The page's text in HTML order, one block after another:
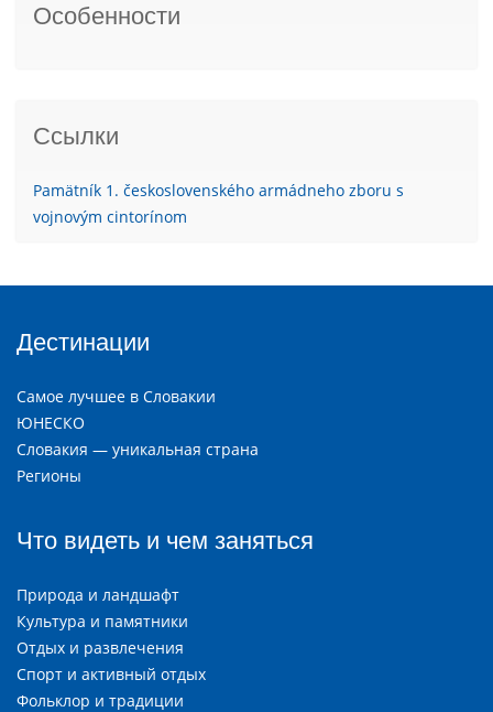
Особенности
Ссылки
Pamätník 1. československého armádneho zboru s
vojnovým cintorínom
Дестинации
Самое лучшее в Словакии
ЮНЕСКО
Словакия — уникальная страна
Регионы
Что видеть и чем заняться
Природа и ландшафт
Культура и памятники
Отдых и развлечения
Спорт и активный отдых
Фольклор и традиции